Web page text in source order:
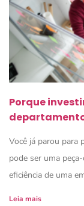
Porque
Você já parou para
pode ser uma
eficiência de uma
Leia mais